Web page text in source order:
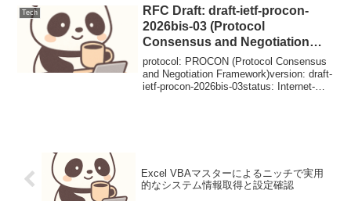
Gatewayにおける認可...
Tech
RFC Draft: draft-ietf-procon-
2026bis-03 (Protocol
Consensus and Negotiation
Framework)
protocol: PROCON (Protocol Consensus
and Negotiation Framework)version: draft-
ietf-procon-2026bis-03status: Internet-
Excel VBAマスターによるニッチで実用
的なシステム情報取得と設定確認